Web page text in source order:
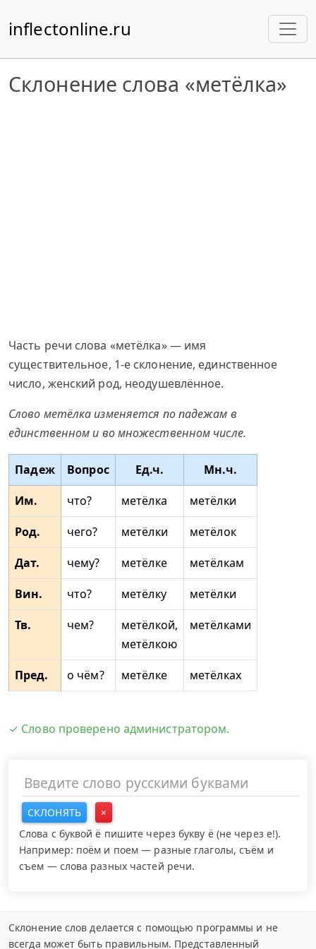
inflectonline.ru
Склонение слова «метёлка»
Часть речи слова «метёлка» — имя
существительное, 1-е склонение, единственное
число, женский род, неодушевлённое.
Слово метёлка изменяется по падежам в
единственном и во множественном числе.
Падеж Вопрос Ед.ч.
Мн.ч.
Им.
что? метёлка
метёлки
Род.
чего? метёлки
метёлок
Дат.
чему? метёлке
метёлкам
Вин.
что? метёлку
метёлки
Тв.
чем?
метёлкой,
метёлкою
метёлками
Пред. о чём? метёлке метёлках
✓ Слово проверено администратором.
СКЛОНЯТЬ
×
Слова с буквой ё пишите через букву ё (не через е!).
Например: поём и поем — разные глаголы, съём и
съем — слова разных частей речи.
Склонение слов делается с помощью программы и не
всегда может быть правильным. Представленный